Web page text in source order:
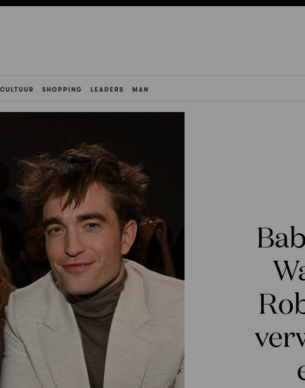
CULTUUR SHOPPING LEADERS MAN